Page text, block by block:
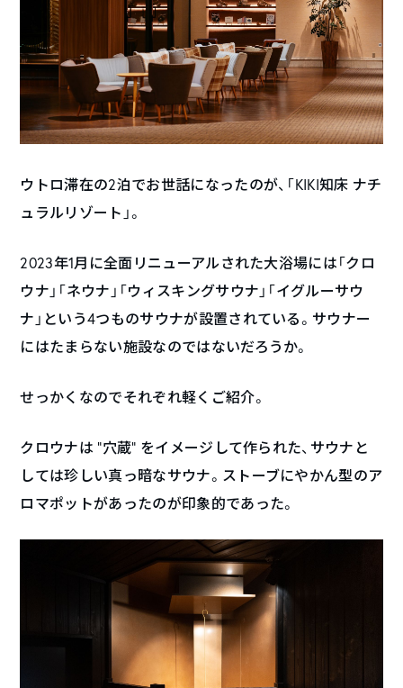
ウトロ滞在の2泊でお世話になったのが、「KIKI知床 ナチ
ュラルリゾート」。
2023年1月に全面リニューアルされた大浴場には「クロ
ウナ」「ネウナ」「ウィスキングサウナ」「イグルーサウ
ナ」という4つものサウナが設置されている。サウナー
にはたまらない施設なのではないだろうか。
せっかくなのでそれぞれ軽くご紹介。
クロウナは “穴蔵” をイメージして作られた、サウナと
しては珍しい真っ暗なサウナ。ストーブにやかん型のア
ロマポットがあったのが印象的であった。